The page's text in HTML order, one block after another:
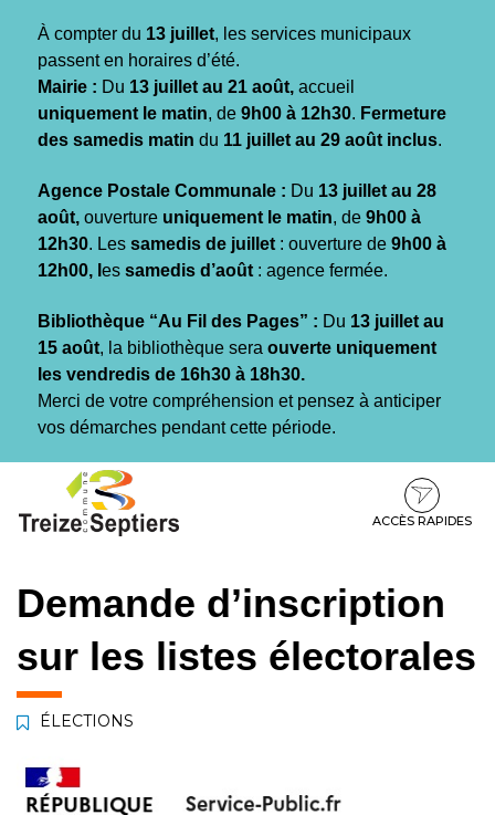
À compter du 13 juillet, les services municipaux
passent en horaires d’été.
Mairie : Du 13 juillet au 21 août, accueil
uniquement le matin, de 9h00 à 12h30. Fermeture
des samedis matin du 11 juillet au 29 août inclus.
Agence Postale Communale : Du 13 juillet au 28
août, ouverture uniquement le matin, de 9h00 à
12h30. Les samedis de juillet : ouverture de 9h00 à
12h00, l es samedis d’août : agence fermée.
Bibliothèque “Au Fil des Pages” : Du 13 juillet au
15 août, la bibliothèque sera ouverte uniquement
les vendredis de 16h30 à 18h30.
Merci de votre compréhension et pensez à anticiper
vos démarches pendant cette période.
contenu
pied
ACCÈS RAPIDES
Demande d’inscription
sur les listes électorales
ÉLECTIONS